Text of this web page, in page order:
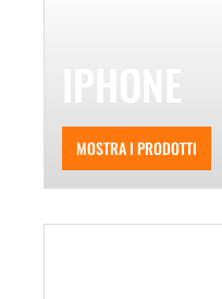
MOSTRA I PRODOTTI